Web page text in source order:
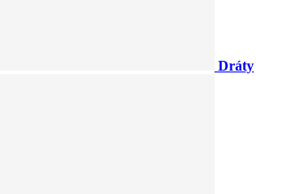
Dráty